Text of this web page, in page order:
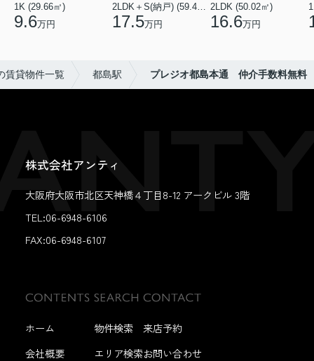
1K (29.66㎡)
9.6万円 17.5万円
2LDK (50.02㎡)
16.6万円
賃貸物件一覧 都島駅 プレジオ都島本通 仲介手数料無料
株式会社アンティ
大阪府大阪市北区天神橋４丁目8-12 アークビル 3階
TEL:06-6948-6106
FAX:06-6948-6107
ホーム
会社概要
物件検索
エリア検索
来店予約
お問い合わせ